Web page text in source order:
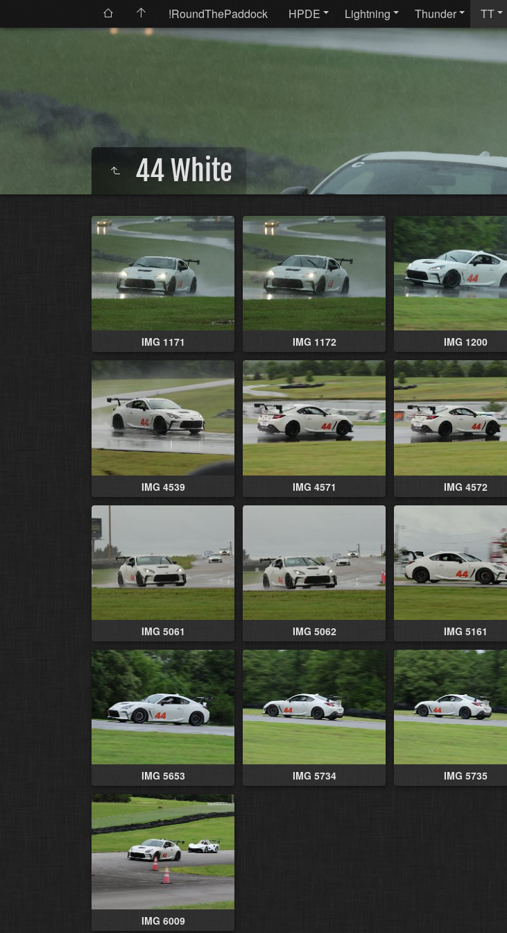
!RoundThePaddock HPDE Lightning Thunder TT
44 White
IMG 1171 IMG 1172 IMG 1200
IMG 4539 IMG 4571 IMG 4572
IMG 5061 IMG 5062 IMG 5161
IMG 5653 IMG 5734 IMG 5735
IMG 6009